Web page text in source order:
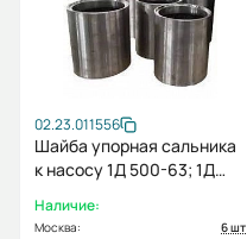
02.23.011556
Шайба упорная сальника
к насосу 1Д 500-63; 1Д
Наличие:
Москва:
6 шт